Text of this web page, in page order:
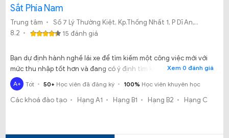
Sắt Phía Nam
Trung tâm
Số 7 Lý Thường Kiệt, Kp.Thống Nhất 1, P Dĩ An,Tx.Dĩ An, tỉnh Bình Dương.
8.2
15 đánh giá
Bạn dự định hành nghề lái xe để tìm kiếm một công việc mới với
mức thu nhập tốt hơn và đang có ý định tìm kiếm nơi đào tạo uy
tín và chất lượng tại Bình Dương? Vậy bạn đã biết đến Trường
Cao đẳng nghề Đường sát phía Nam nơi đào tạo lái xe tốt?
Xem 0 đánh giá
A+ Tốt 50+ Học viên đã đăng ký 100% Học viên khuyên học
Các khoá đào tạo Hạng A1 Hạng B1 Hạng B2 Hạng C